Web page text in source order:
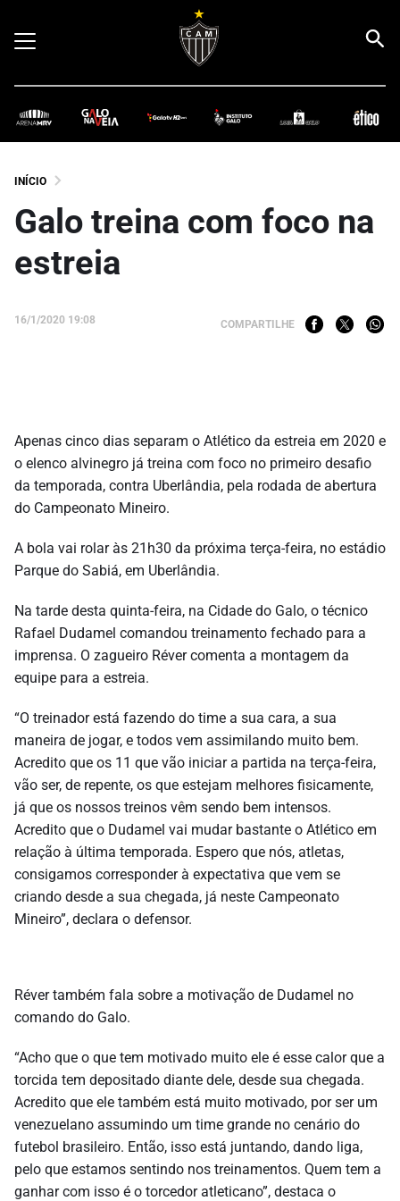
INÍCIO
Galo treina com foco na
estreia
16/1/2020 19:08 COMPARTILHE
Apenas cinco dias separam o Atlético da estreia em 2020 e
o elenco alvinegro já treina com foco no primeiro desafio
da temporada, contra Uberlândia, pela rodada de abertura
do Campeonato Mineiro.
A bola vai rolar às 21h30 da próxima terça-feira, no estádio
Parque do Sabiá, em Uberlândia.
Na tarde desta quinta-feira, na Cidade do Galo, o técnico
Rafael Dudamel comandou treinamento fechado para a
imprensa. O zagueiro Réver comenta a montagem da
equipe para a estreia.
“O treinador está fazendo do time a sua cara, a sua
maneira de jogar, e todos vem assimilando muito bem.
Acredito que os 11 que vão iniciar a partida na terça-feira,
vão ser, de repente, os que estejam melhores fisicamente,
já que os nossos treinos vêm sendo bem intensos.
Acredito que o Dudamel vai mudar bastante o Atlético em
relação à última temporada. Espero que nós, atletas,
consigamos corresponder à expectativa que vem se
criando desde a sua chegada, já neste Campeonato
Mineiro”, declara o defensor.
Réver também fala sobre a motivação de Dudamel no
comando do Galo.
“Acho que o que tem motivado muito ele é esse calor que a
torcida tem depositado diante dele, desde sua chegada.
Acredito que ele também está muito motivado, por ser um
venezuelano assumindo um time grande no cenário do
futebol brasileiro. Então, isso está juntando, dando liga,
pelo que estamos sentindo nos treinamentos. Quem tem a
ganhar com isso é o torcedor atleticano”, destaca o